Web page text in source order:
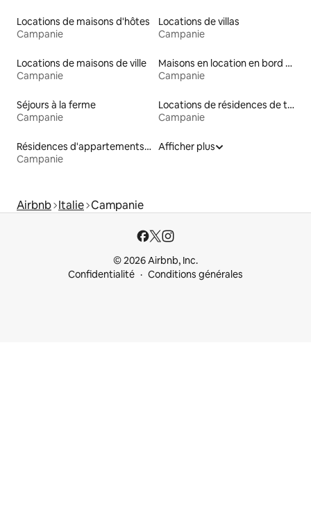
Locations de maisons d'hôtes
Campanie
Locations de villas
Campanie
Locations de maisons de ville
Campanie
Maisons en location en bord de mer
Campanie
Séjours à la ferme
Campanie
Locations de résidences de tourisme
Campanie
Résidences d'appartements en location
Campanie
Afficher plus
Airbnb Italie Campanie
© 2026 Airbnb, Inc.
Confidentialité
Conditions générales